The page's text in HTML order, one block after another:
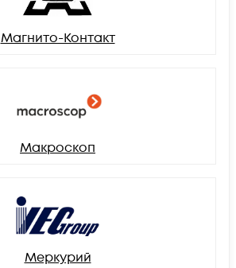
Магнито-Контакт
Макроскоп
Меркурий